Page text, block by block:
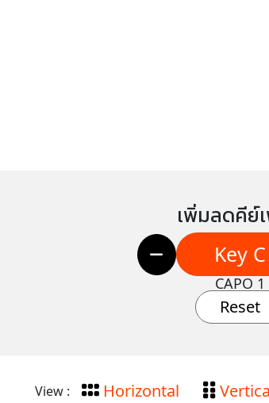
เพิ่มลดคีย์
Key C
CAPO 1
Reset
View : Horizontal